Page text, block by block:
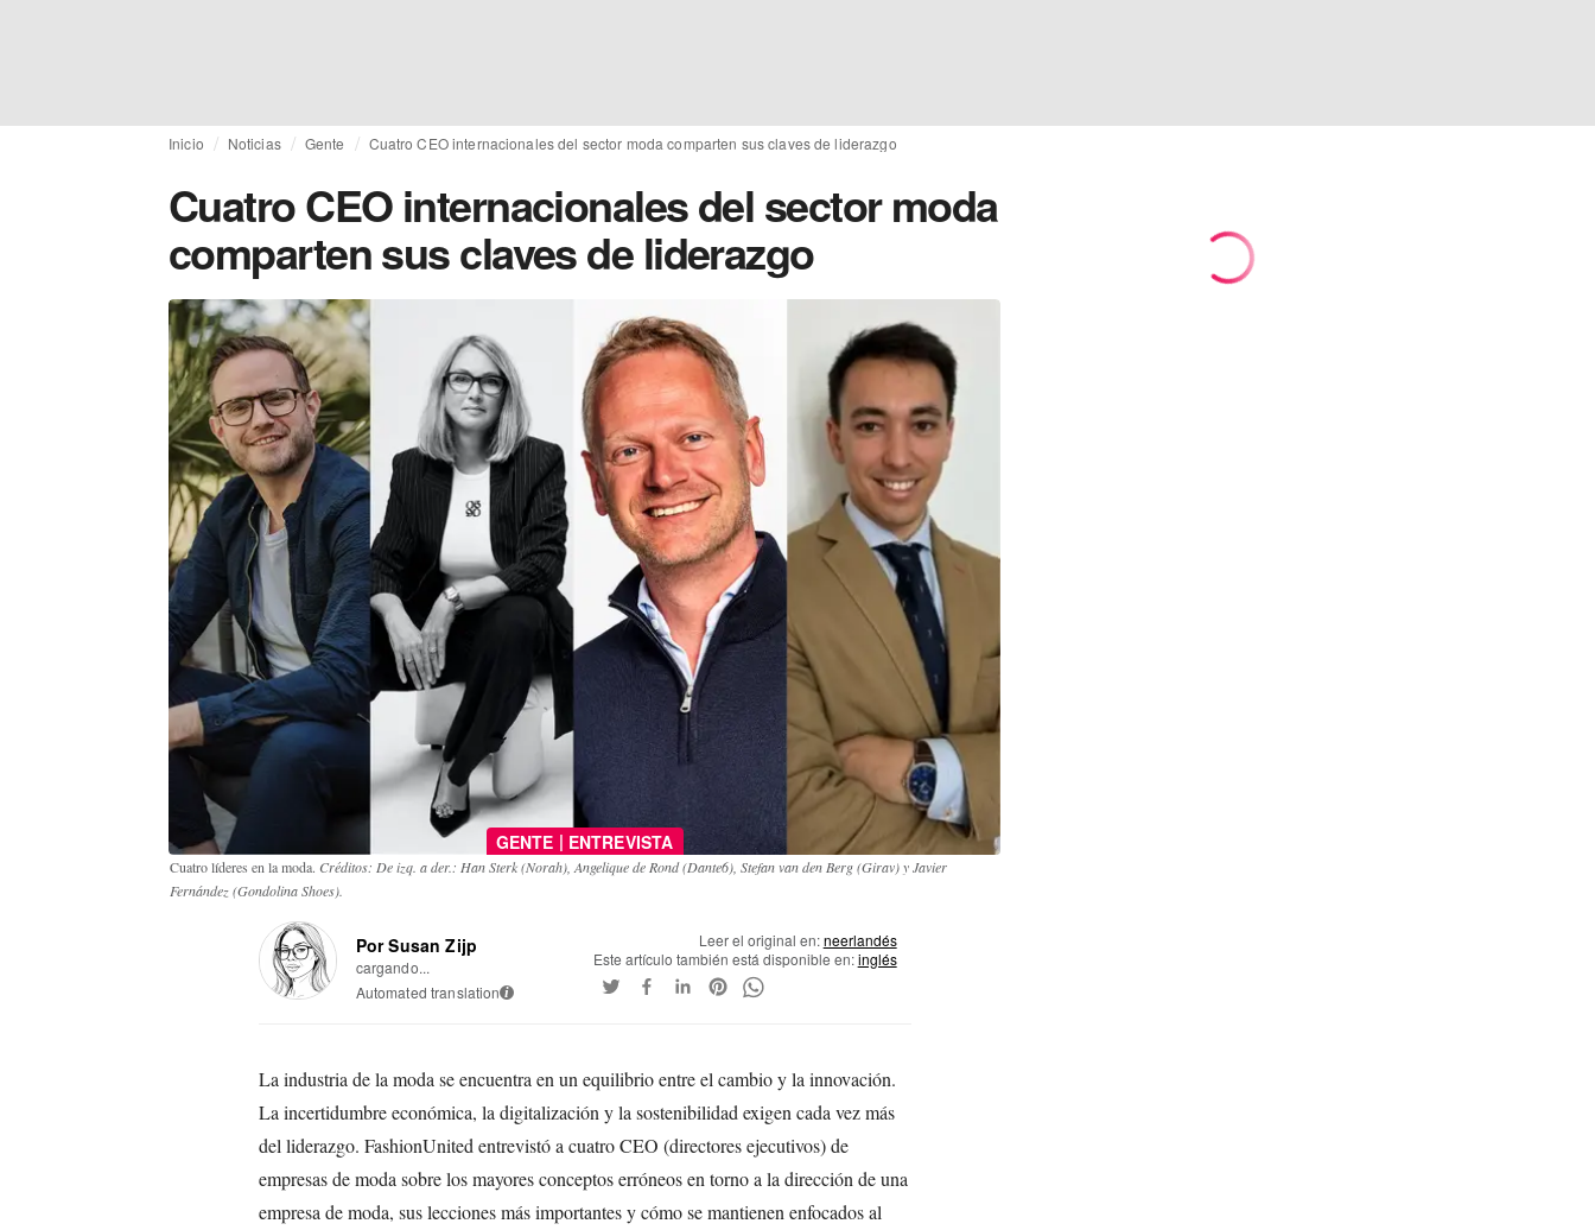
Inicio Noticias Gente Cuatro CEO internacionales del sector moda comparten sus claves de liderazgo
Cuatro CEO internacionales del sector moda
comparten sus claves de liderazgo
GENTE | ENTREVISTA
Cuatro líderes en la moda. Créditos: De izq. a der.: Han Sterk (Norah), Angelique de Rond (Dante6), Stefan van den Berg (Girav) y Javier
Fernández (Gondolina Shoes).
Por Susan Zijp
cargando...
Automated translation i
Leer el original en:neerlandés
Este artículo también está disponible en:inglés
La industria de la moda se encuentra en un equilibrio entre el cambio y la innovación.
La incertidumbre económica, la digitalización y la sostenibilidad exigen cada vez más
del liderazgo. FashionUnited entrevistó a cuatro CEO (directores ejecutivos) de
empresas de moda sobre los mayores conceptos erróneos en torno a la dirección de una
empresa de moda, sus lecciones más importantes y cómo se mantienen enfocados al